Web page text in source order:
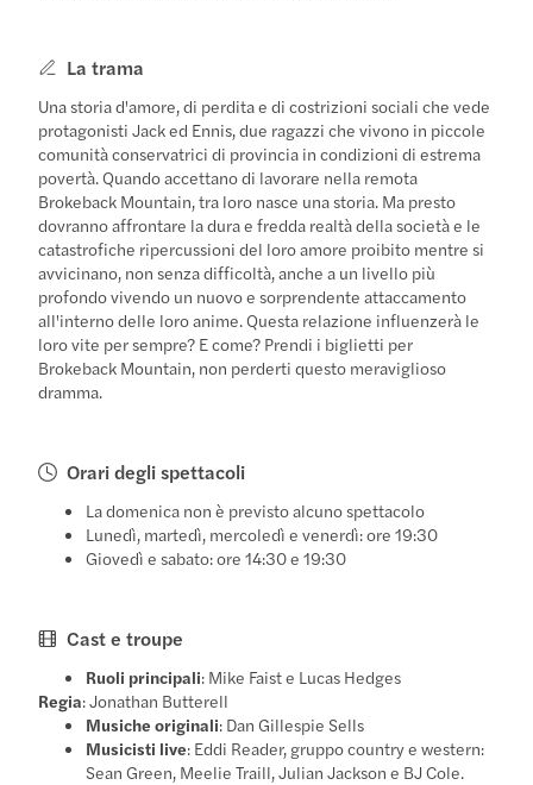
La trama
Una storia d'amore, di perdita e di costrizioni sociali che vede
protagonisti Jack ed Ennis, due ragazzi che vivono in piccole
comunità conservatrici di provincia in condizioni di estrema
povertà. Quando accettano di lavorare nella remota
Brokeback Mountain, tra loro nasce una storia. Ma presto
dovranno affrontare la dura e fredda realtà della società e le
catastrofiche ripercussioni del loro amore proibito mentre si
avvicinano, non senza difficoltà, anche a un livello più
profondo vivendo un nuovo e sorprendente attaccamento
all'interno delle loro anime. Questa relazione influenzerà le
loro vite per sempre? E come? Prendi i biglietti per
Brokeback Mountain, non perderti questo meraviglioso
dramma.
Orari degli spettacoli
La domenica non è previsto alcuno spettacolo
Lunedì, martedì, mercoledì e venerdì: ore 19:30
Giovedì e sabato: ore 14:30 e 19:30
Cast e troupe
Ruoli principali: Mike Faist e Lucas Hedges
Regia: Jonathan Butterell
Musiche originali: Dan Gillespie Sells
Musicisti live: Eddi Reader, gruppo country e western:
Sean Green, Meelie Traill, Julian Jackson e BJ Cole.